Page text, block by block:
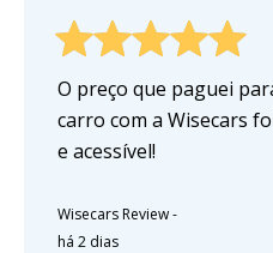
O preço que paguei
carro com a Wisecars
e acessível!
Wisecars Review-
há 2 dias